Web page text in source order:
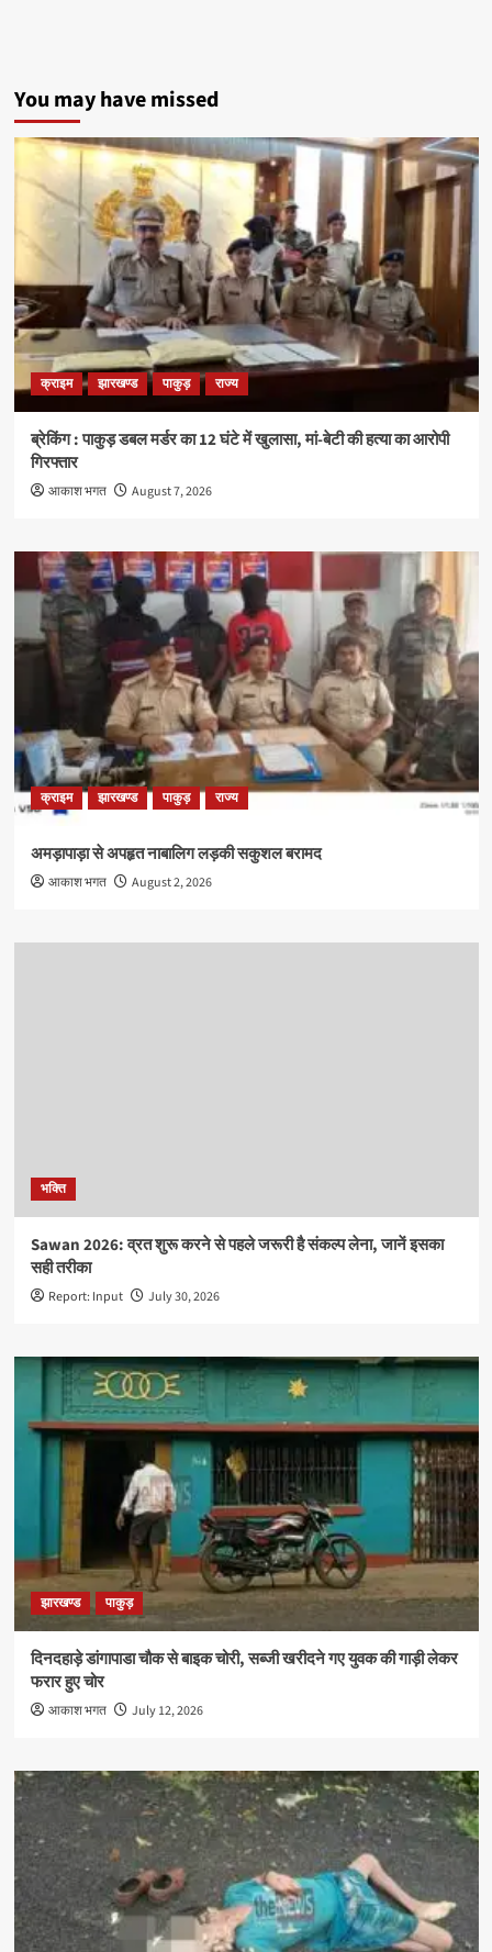
You may have missed
क्राइम झारखण्ड पाकुड़ राज्य
ब्रेकिंग : पाकुड़ डबल मर्डर का 12 घंटे में खुलासा, मां-बेटी की हत्या का आरोपी
गिरफ्तार
आकाश भगत August 7, 2026
क्राइम झारखण्ड पाकुड़ राज्य
अमड़ापाड़ा से अपहृत नाबालिग लड़की सकुशल बरामद
आकाश भगत August 2, 2026
भक्ति
Sawan 2026: व्रत शुरू करने से पहले जरूरी है संकल्प लेना, जानें इसका
सही तरीका
Report: Input July 30, 2026
झारखण्ड पाकुड़
दिनदहाड़े डांगापाडा चौक से बाइक चोरी, सब्जी खरीदने गए युवक की गाड़ी लेकर
फरार हुए चोर
आकाश भगत July 12, 2026